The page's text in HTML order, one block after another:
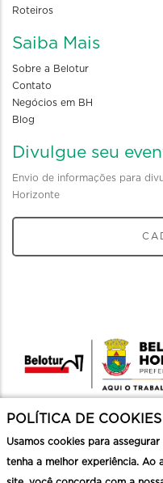
Roteiros
Saiba Mais
Sobre a Belotur
Contato
Negócios em BH
Blog
Divulgue seu
Envio de informações para
Horizonte
POLÍTICA DE COOKIES
Usamos cookies para assegurar
tenha a melhor experiência. Ao